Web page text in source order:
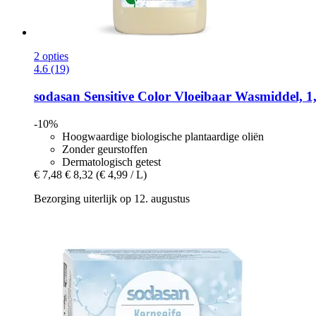
2 opties
4.6 (19)
sodasan Sensitive Color Vloeibaar Wasmiddel,
-10%
Hoogwaardige biologische plantaardige oliën
Zonder geurstoffen
Dermatologisch getest
€ 7,48 € 8,32 (€ 4,99 / L)
Bezorging uiterlijk op 12. augustus